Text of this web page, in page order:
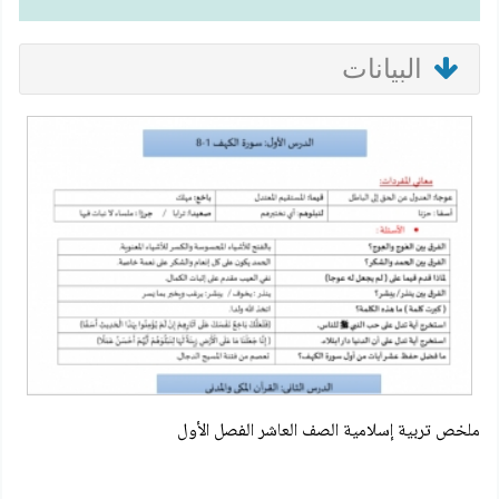
البيانات
ملخص تربية إسلامية الصف العاشر الفصل الأول